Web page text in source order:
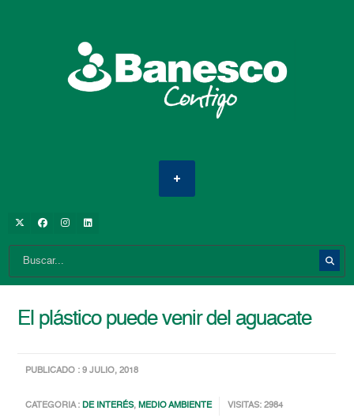
El plástico puede venir del aguacate
PUBLICADO : 9 JULIO, 2018
CATEGORIA :DE INTERÉS,MEDIO AMBIENTE VISITAS: 2984